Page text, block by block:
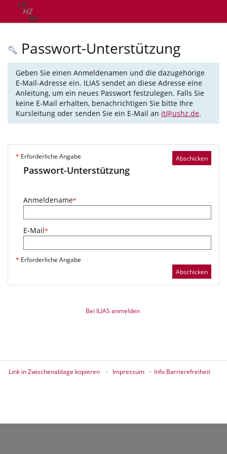
Passwort-Unterstützung
Geben Sie einen Anmeldenamen und die dazugehörige
E-Mail-Adresse ein. ILIAS sendet an diese Adresse eine
Anleitung, um ein neues Passwort festzulegen. Falls Sie
keine E-Mail erhalten, benachrichtigen Sie bitte Ihre
Kursleitung oder senden Sie ein E-Mail an it@ushz.de.
Abschicken
* Erforderliche Angabe
Passwort-Unterstützung
Anmeldename*
E-Mail*
* Erforderliche Angabe
Abschicken
Bei ILIAS anmelden
Link in Zwischenablage kopieren Impressum Info Barrierefreiheit